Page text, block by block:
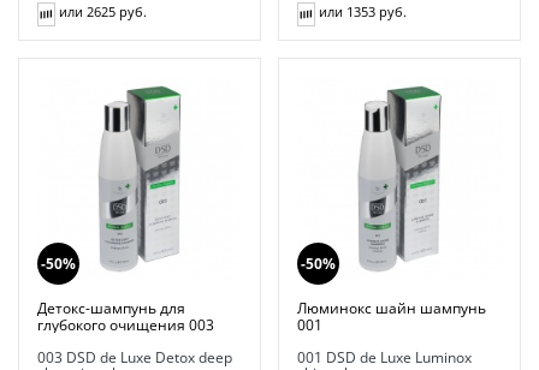
или 2625 руб. или 1353 руб.
-50%
Детокс-шампунь для
глубокого очищения 003
003 DSD de Luxe Detox deep
-50%
Люминокс шайн шампунь
001
001 DSD de Luxe Luminox